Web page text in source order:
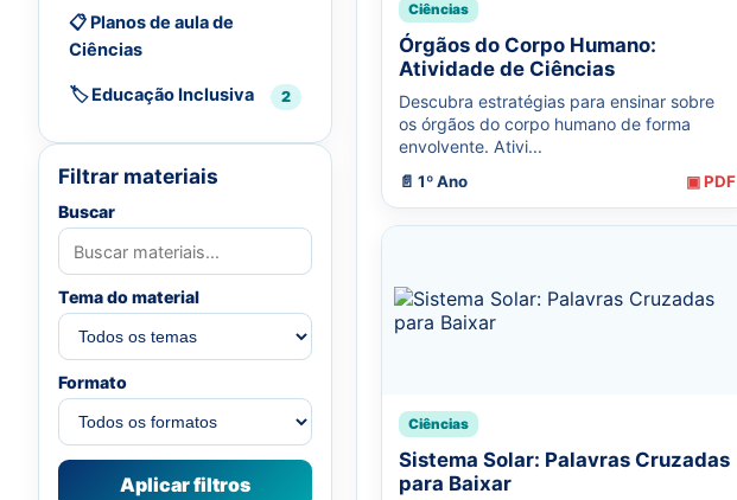
📋 Planos de aula de
Ciências
🏷️ Educação Inclusiva 2
Filtrar materiais
Buscar
Tema do material
Formato
Aplicar filtros
Ciências
Órgãos do Corpo Humano:
Atividade de Ciências
Descubra estratégias para ensinar sobre
os órgãos do corpo humano de forma
envolvente. Ativi...
📄 1º Ano ▣ PDF
Ciências
Sistema Solar: Palavras Cruzadas
para Baixar